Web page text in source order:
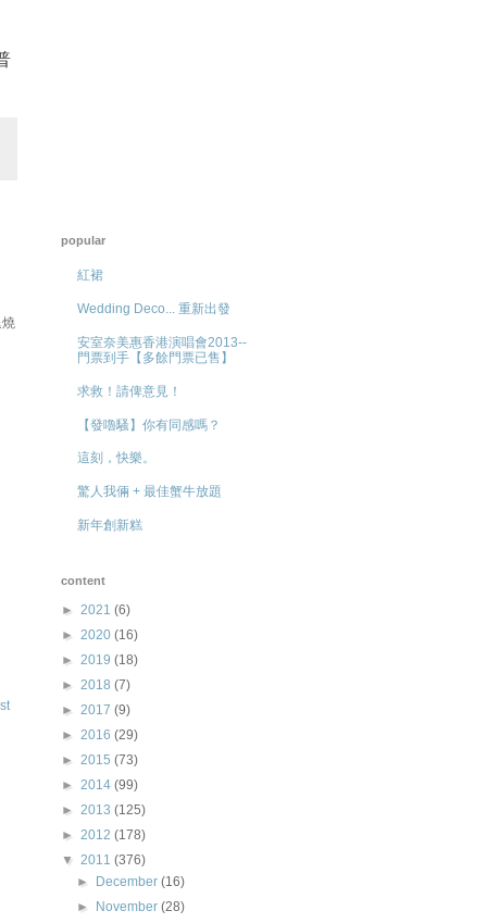
popular
紅裙
Wedding Deco... 重新出發
安室奈美惠香港演唱會2013--
門票到手【多餘門票已售】
求救！請俾意見！
【發嚕騷】你有同感嗎？
這刻，快樂。
驚人我倆 + 最佳蟹牛放題
新年創新糕
content
► 2021 (6)
► 2020 (16)
► 2019 (18)
► 2018 (7)
► 2017 (9)
► 2016 (29)
► 2015 (73)
► 2014 (99)
► 2013 (125)
► 2012 (178)
▼ 2011 (376)
►
December(16)
►
November(28)